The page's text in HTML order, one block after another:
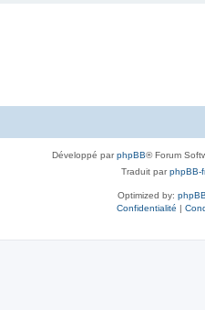
Développé parphpBB® Forum
Traduit parphpBB-
Optimized by:
Confidentialité |